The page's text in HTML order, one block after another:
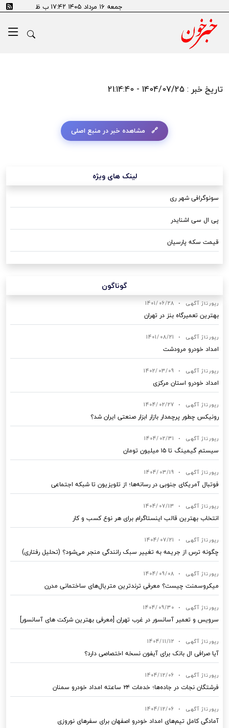
جمعه ۱۶ مرداد ۱۴۰۵ ۱۷:۴۲ ب ظ
تاریخ خبر : 1404/07/25 - 21:14:40
مشاهده خبر در منبع اصلی
لینک های ویژه
سونوگرافی شهر ری
پی ال سی اشنایدر
قیمت سکه پارسیان
گوناگون
رپورتاژ آگهی •
1401/06/28
بهترین تعمیرگاه بنز در تهران
رپورتاژ آگهی •
1401/08/21
امداد خودرو مرودشت
رپورتاژ آگهی •
1402/03/09
امداد خودرو استان مرکزی
رپورتاژ آگهی •
1404/02/27
رونیکس چطور پرچمدار بازار ابزار صنعتی ایران شد؟
رپورتاژ آگهی •
1404/02/31
سیستم گیمینگ تا ۱۵ میلیون تومان
رپورتاژ آگهی •
1404/03/19
فوتبال آمریکای جنوبی در رسانه‌ها؛ از تلویزیون تا شبکه اجتماعی
رپورتاژ آگهی •
1404/07/13
انتخاب بهترین قالب‌ اینستاگرام برای هر نوع کسب‌ و کار
رپورتاژ آگهی •
1404/07/21
چگونه ترس از جریمه به تغییر سبک رانندگی منجر می‌شود؟ (تحلیل رفتاری)
رپورتاژ آگهی •
1404/09/08
میکروسمنت چیست؟ معرفی ترندترین متریال‌های ساختمانی مدرن
رپورتاژ آگهی •
1404/09/30
سرویس و تعمیر آسانسور در غرب تهران [معرفی بهترین شرکت های آسانسور]
رپورتاژ آگهی •
1404/11/12
آیا صرافی ال بانک برای آیفون نسخه اختصاصی دارد؟
رپورتاژ آگهی •
1404/12/06
فرشتگان نجات در جاده‌ها؛ خدمات ۲۴ ساعته امداد خودرو سمنان
رپورتاژ آگهی •
1404/12/06
آمادگی کامل تیم‌های امداد خودرو اصفهان برای سفرهای نوروزی